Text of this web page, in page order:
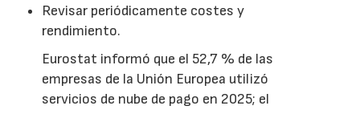
Revisar periódicamente costes y
rendimiento.
Eurostat informó que el 52,7 % de las
empresas de la Unión Europea utilizó
servicios de nube de pago en 2025; el